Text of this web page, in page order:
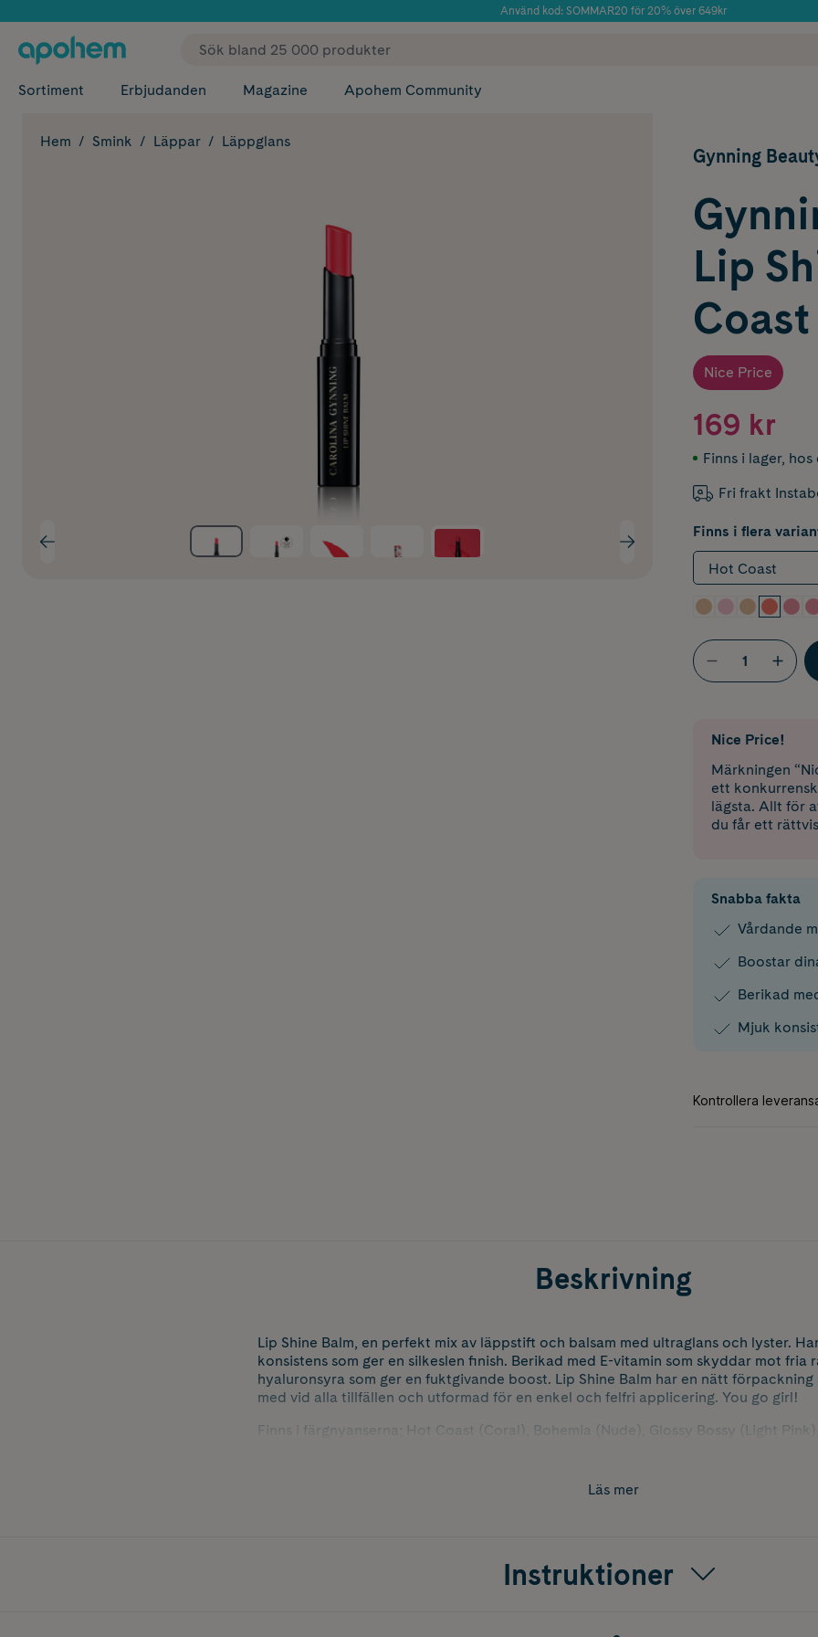
Använd kod: SOMMAR20 för 20% över 649kr
✓ Fri frakt
Sortiment Erbjudanden Magazine Apohem Community
Hem Smink Läppar Läppglans
Gynning
Lip
Coast
Nice Price
169 kr
Finns i lager, hos
Fri frakt
Finns i flera
Hot Coast
Nice Price!
Märkningen
ett
lägsta. Allt för
du får ett
Snabba fakta
Vårdande
Boostar
Berikad
Mjuk
Beskrivning
Lip Shine Balm, en perfekt mix av läppstift och balsam med ultraglans och lyster.
konsistens som ger en silkeslen finish. Berikad med E-vitamin som skyddar mot fria
hyaluronsyra som ger en fuktgivande boost. Lip Shine Balm har en nätt
med vid alla tillfällen och utformad för en enkel och felfri applicering. You go girl!
Finns i färgnyanserna; Hot Coast (Coral), Bohemia (Nude), Glossy Bossy (Light
Läs mer
Instruktioner